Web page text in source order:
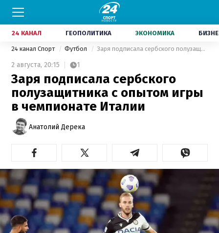
24 КАНАЛ ГЕОПОЛИТИКА ЭКОНОМИКА
24 канал Спорт Футбол Заря подписала сербского полузащитника с опытом игры в чемпионате Италии
2 августа, 20:15 1
Заря подписала сербского
полузащитника с опытом игры
в чемпионате Италии
Анатолий Дерека